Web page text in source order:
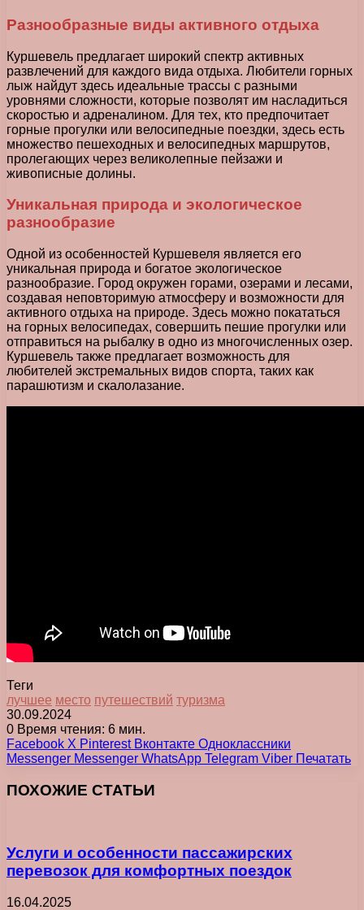
Разнообразные виды активного отдыха
Куршевель предлагает широкий спектр активных
развлечений для каждого вида отдыха. Любители горных
лыж найдут здесь идеальные трассы с разными
уровнями сложности, которые позволят им насладиться
скоростью и адреналином. Для тех, кто предпочитает
горные прогулки или велосипедные поездки, здесь есть
множество пешеходных и велосипедных маршрутов,
пролегающих через великолепные пейзажи и
живописные долины.
Уникальная природа и экологическое
разнообразие
Одной из особенностей Куршевеля является его
уникальная природа и богатое экологическое
разнообразие. Город окружен горами, озерами и лесами,
создавая неповторимую атмосферу и возможности для
активного отдыха на природе. Здесь можно покататься
на горных велосипедах, совершить пешие прогулки или
отправиться на рыбалку в одно из многочисленных озер.
Куршевель также предлагает возможность для
любителей экстремальных видов спорта, таких как
парашютизм и скалолазание.
Теги
лучшее место путешествий туризма
30.09.2024
0 Время чтения: 6 мин.
Facebook X Pinterest Вконтакте Одноклассники
Messenger Messenger WhatsApp Telegram Viber Печатать
ПОХОЖИЕ СТАТЬИ
Услуги и особенности пассажирских
перевозок для комфортных поездок
16.04.2025